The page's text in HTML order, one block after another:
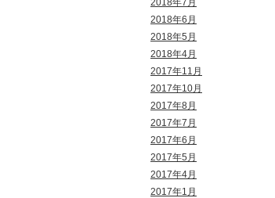
2018年7月
2018年6月
2018年5月
2018年4月
2017年11月
2017年10月
2017年8月
2017年7月
2017年6月
2017年5月
2017年4月
2017年1月